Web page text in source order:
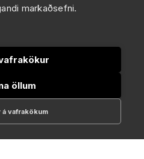
markaðsefni.
öllum
á vafrakökum